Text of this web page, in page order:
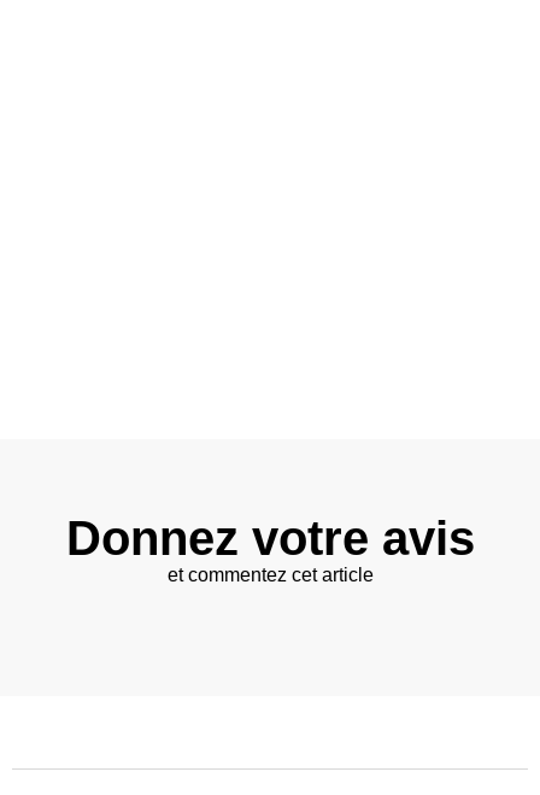
Donnez votre avis
et commentez cet article